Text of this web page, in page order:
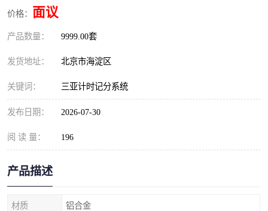
价格： 面议
产品数量： 9999.00套
发货地址： 北京市海淀区
关键词： 三亚计时记分系统
发布日期： 2026-07-30
阅 读 量： 196
产品描述
材质 铝合金